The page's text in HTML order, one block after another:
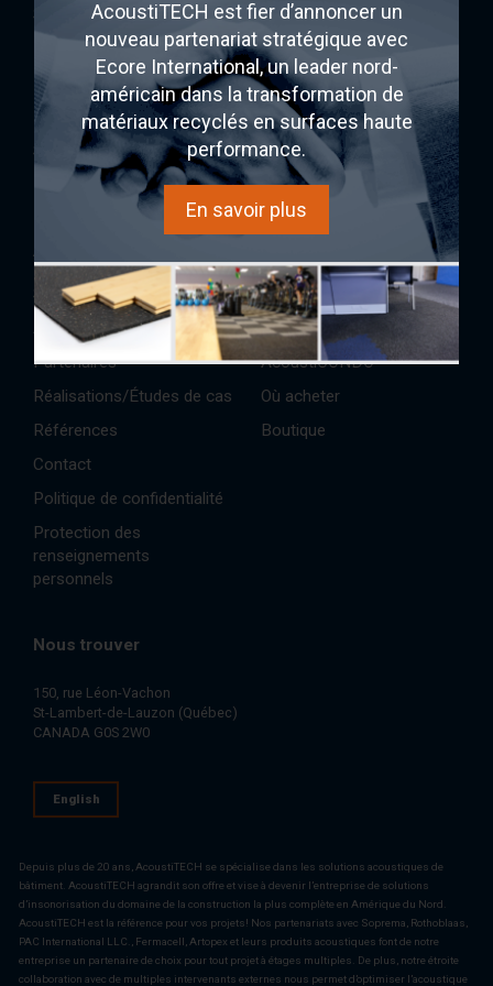
Soprema
Fermacell
PAC International
Rothoblaas
SONO/MAX25
Documentation
Lexique
Blogues
AcoustiTECH
Services et solutions
À propos
Partenaires
Réalisations/Études de cas
Références
Contact
Politique de confidentialité
Protection des
renseignements
personnels
Expérience sonore
AcoustiINDEX
AcoustiCONDO
Où acheter
Boutique
Nous trouver
150, rue Léon-Vachon
St-Lambert-de-Lauzon (Québec)
CANADA G0S 2W0
English
Depuis plus de 20 ans, AcoustiTECH se spécialise dans les solutions acoustiques de
bâtiment. AcoustiTECH agrandit son offre et vise à devenir l’entreprise de solutions
d’insonorisation du domaine de la construction la plus complète en Amérique du Nord.
AcoustiTECH est la référence pour vos projets! Nos partenariats avec Soprema, Rothoblaas,
PAC International LLC., Fermacell, Artopex et leurs produits acoustiques font de notre
entreprise un partenaire de choix pour tout projet à étages multiples. De plus, notre étroite
collaboration avec de multiples intervenants externes nous permet d’optimiser l’acoustique
AcoustiTECH est fier d’annoncer un
nouveau partenariat stratégique avec
Ecore International, un leader nord-
américain dans la transformation de
matériaux recyclés en surfaces haute
performance.
En savoir plus